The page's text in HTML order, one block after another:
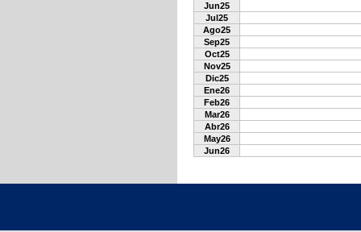
Jun25
Jul25
Ago25
Sep25
Oct25
Nov25
Dic25
Ene26
Feb26
Mar26
Abr26
May26
Jun26